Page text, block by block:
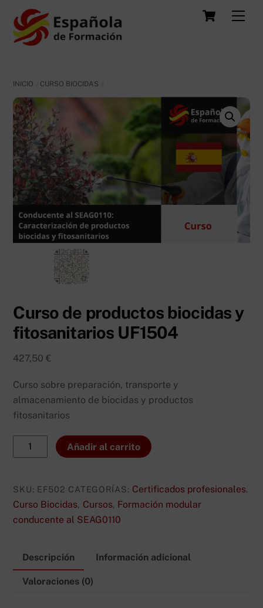
content
INICIO CURSO BIOCIDAS
Curso de productos biocidas y
fitosanitarios UF1504
427,50€
Curso sobre preparación, transporte y
almacenamiento de biocidas y productos
fitosanitarios
Curso
de
biocidas
y
fitosanitarios
Añadir al carrito
SKU: EF502 CATEGORÍAS: Certificados profesionales,
Curso Biocidas, Cursos, Formación modular
conducente al SEAG0110
Descripción Información adicional
Valoraciones (0)